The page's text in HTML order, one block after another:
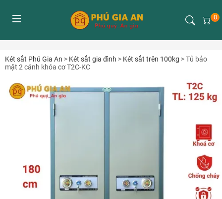
0
Két sắt Phú Gia An > Két sắt gia đình > Két sắt trên 100kg >Tủ bảo
mật 2 cánh khóa cơ T2C-KC